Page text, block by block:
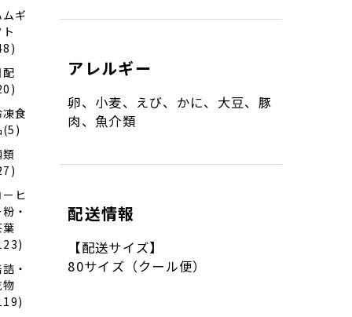
ギ
食
(5)
ヒ
・
・
アレルギー
卵、小麦、えび、かに、大豆、豚
肉、魚介類
配送情報
【配送サイズ】
80サイズ（クール便）